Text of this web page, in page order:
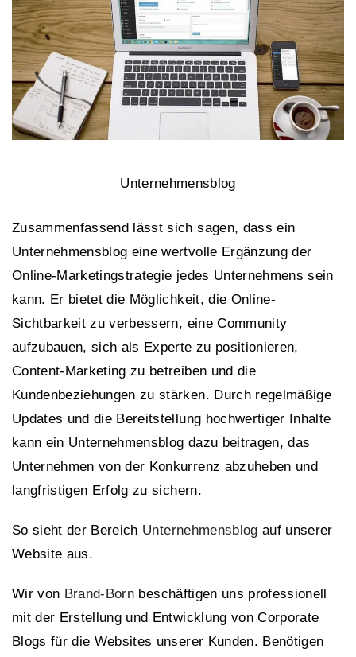
Unternehmensblog
Zusammenfassend lässt sich sagen, dass ein
Unternehmensblog eine wertvolle Ergänzung der
Online-Marketingstrategie jedes Unternehmens sein
kann. Er bietet die Möglichkeit, die Online-
Sichtbarkeit zu verbessern, eine Community
aufzubauen, sich als Experte zu positionieren,
Content-Marketing zu betreiben und die
Kundenbeziehungen zu stärken. Durch regelmäßige
Updates und die Bereitstellung hochwertiger Inhalte
kann ein Unternehmensblog dazu beitragen, das
Unternehmen von der Konkurrenz abzuheben und
langfristigen Erfolg zu sichern.
So sieht der Bereich Unternehmensblog auf unserer
Website aus.
Wir von Brand-Born beschäftigen uns professionell
mit der Erstellung und Entwicklung von Corporate
Blogs für die Websites unserer Kunden. Benötigen